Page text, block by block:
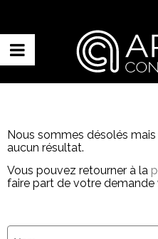
Nous sommes désolés
aucun résultat.
Vous pouvez retourner à la
faire part de votre
Nom